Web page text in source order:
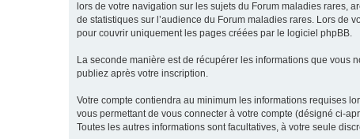
lors de votre navigation sur les sujets du Forum maladies rares,
de statistiques sur l’audience du Forum maladies rares. Lors de
pour couvrir uniquement les pages créées par le logiciel phpBB.
La seconde manière est de récupérer les informations que vous
publiez après votre inscription.
Votre compte contiendra au minimum les informations requises
vous permettant de vous connecter à votre compte (désigné ci-
Toutes les autres informations sont facultatives, à votre seule